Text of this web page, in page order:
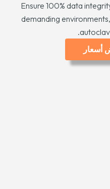
Ensure 100% data
demanding environments,
.